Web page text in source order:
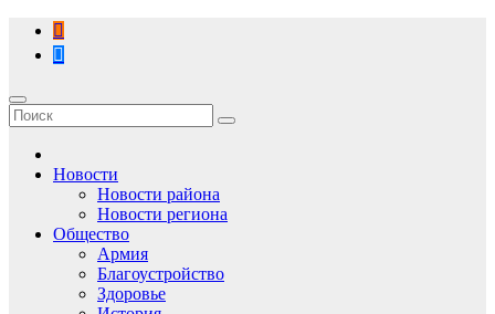
Перейти
содержимому
Новости
Новости района
Новости региона
Общество
Армия
Благоустройство
Здоровье